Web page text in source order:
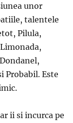
unor
talentele
Pilula,
Probabil. Este
ii si incurca pe